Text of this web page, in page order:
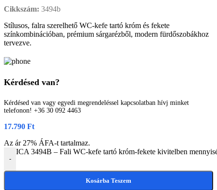
Cikkszám: 3494b
Stílusos, falra szerelhető WC-kefe tartó króm és fekete
színkombinációban, prémium sárgarézből, modern fürdőszobákhoz
tervezve.
Kérdésed van?
Kérdésed van vagy egyedi megrendeléssel kapcsolatban hívj minket
telefonon! +36 30 092 4463
17.790 Ft
Az ár 27% ÁFA-t tartalmaz.
-
ICA 3494B – Fali WC-kefe tartó króm-fekete kivitelben
Kosárba Teszem